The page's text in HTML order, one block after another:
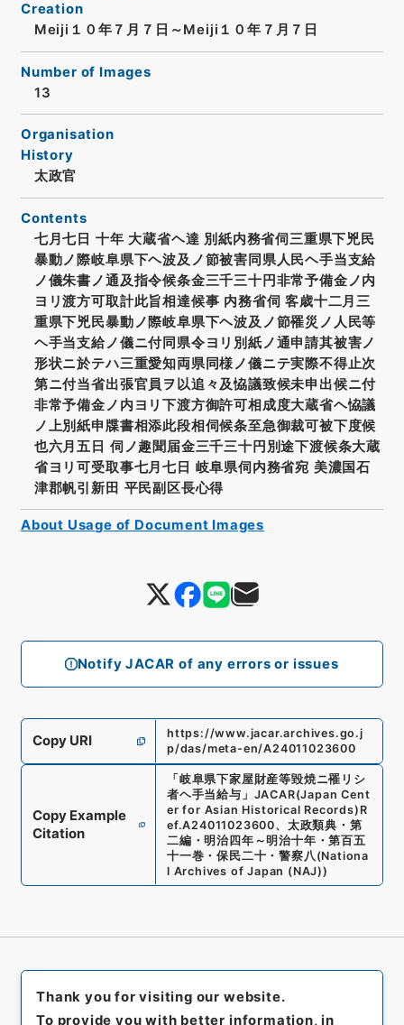
Notify JACAR of any errors or issues
Creation
Meiji１０年７月７日～Meiji１０年７月７日
Number of Images
13
Organisation
History
太政官
Contents
七月七日 十年 大蔵省ヘ達 別紙内務省伺三重県下兇民
暴動ノ際岐阜県下ヘ波及ノ節被害同県人民ヘ手当支給
ノ儀朱書ノ通及指令候条金三千三十円非常予備金ノ内
ヨリ渡方可取計此旨相達候事 内務省伺 客歳十二月三
重県下兇民暴動ノ際岐阜県下ヘ波及ノ節罹災ノ人民等
ヘ手当支給ノ儀ニ付同県令ヨリ別紙ノ通申請其被害ノ
形状ニ於テハ三重愛知両県同様ノ儀ニテ実際不得止次
第ニ付当省出張官員ヲ以追々及恊議致候未申出候ニ付
非常予備金ノ内ヨリ下渡方御許可相成度大蔵省ヘ恊議
ノ上別紙申牒書相添此段相伺候条至急御裁可被下度候
也六月五日 伺ノ趣聞届金三千三十円別途下渡候条大蔵
省ヨリ可受取事七月七日 岐阜県伺内務省宛 美濃国石
津郡帆引新田 平民副区長心得
Copy URI
https://www.jacar.archives.go.j
p/das/meta-en/A24011023600
Copy Example
Citation
「岐阜県下家屋財産等毀焼ニ罹リシ
者ヘ手当給与 」 JACAR(Japan Cent
er for Asian Historical Records) R
ef.A24011023600、 太政類典・第
二編・明治四年～明治十年・第百五
十一巻・保民二十・警察八 (Nationa
l Archives of Japan (NAJ))
About Usage of Document Images
Thank you for visiting our website.
To provide you with better information, in